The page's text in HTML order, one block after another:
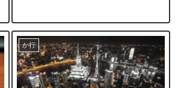
することで、ビジネスの場で適切に使
用...
か行